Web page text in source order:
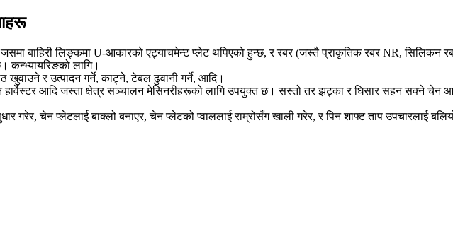
बाहिरी लिङ्कमा U-आकारको एट्याचमेन्ट प्लेट थपिएको हुन्छ, र रबर (जस्तै प्राकृतिक रबर NR, सिलिकन
कन्भ्यायरिङको लागि।
खुवाउने र उत्पादन गर्ने, काट्ने, टेबल ढुवानी गर्ने, आदि।
आदि जस्ता क्षेत्र सञ्चालन मेसिनरीहरूको लागि उपयुक्त छ। सस्तो तर झट्का र घिसार सहन सक्ने चेन
चेन प्लेटलाई बाक्लो बनाएर, चेन प्लेटको प्वाललाई राम्रोसँग खाली गरेर, र पिन शाफ्ट ताप उपचारलाई